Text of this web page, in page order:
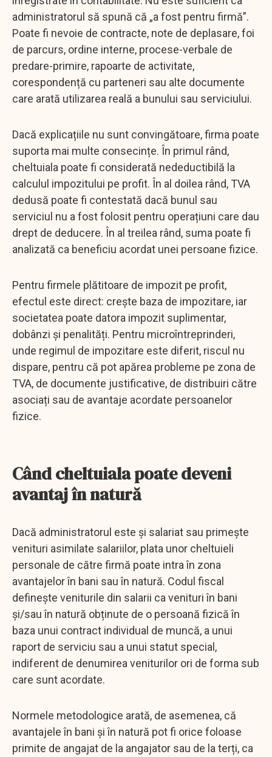
administratorul să spună că „a fost pentru firmă”.
Poate fi nevoie de contracte, note de deplasare, foi
de parcurs, ordine interne, procese-verbale de
predare-primire, rapoarte de activitate,
corespondență cu parteneri sau alte documente
care arată utilizarea reală a bunului sau serviciului.
Dacă explicațiile nu sunt convingătoare, firma poate
suporta mai multe consecințe. În primul rând,
cheltuiala poate fi considerată nedeductibilă la
calculul impozitului pe profit. În al doilea rând, TVA
dedusă poate fi contestată dacă bunul sau
serviciul nu a fost folosit pentru operațiuni care dau
drept de deducere. În al treilea rând, suma poate fi
analizată ca beneficiu acordat unei persoane fizice.
Pentru firmele plătitoare de impozit pe profit,
efectul este direct: crește baza de impozitare, iar
societatea poate datora impozit suplimentar,
dobânzi și penalități. Pentru microîntreprinderi,
unde regimul de impozitare este diferit, riscul nu
dispare, pentru că pot apărea probleme pe zona de
TVA, de documente justificative, de distribuiri către
asociați sau de avantaje acordate persoanelor
fizice.
Când cheltuiala poate deveni
avantaj în natură
Dacă administratorul este și salariat sau primește
venituri asimilate salariilor, plata unor cheltuieli
personale de către firmă poate intra în zona
avantajelor în bani sau în natură. Codul fiscal
definește veniturile din salarii ca venituri în bani
și/sau în natură obținute de o persoană fizică în
baza unui contract individual de muncă, a unui
raport de serviciu sau a unui statut special,
indiferent de denumirea veniturilor ori de forma sub
care sunt acordate.
Normele metodologice arată, de asemenea, că
avantajele în bani și în natură pot fi orice foloase
primite de angajat de la angajator sau de la terți, ca